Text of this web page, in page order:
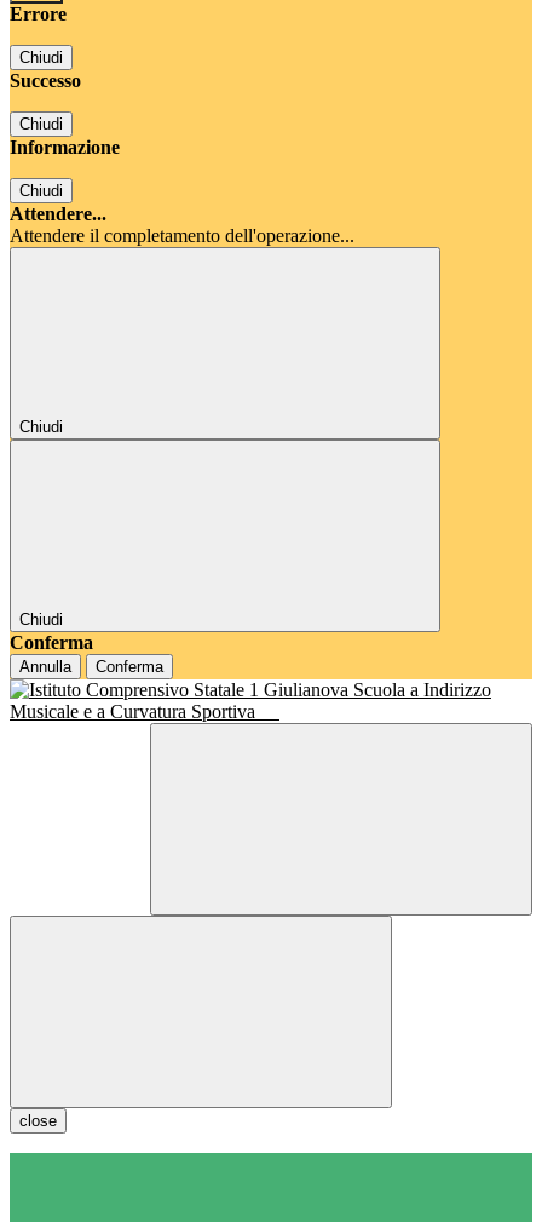
Errore
Chiudi
Successo
Chiudi
Informazione
Chiudi
Attendere...
Attendere il completamento dell'operazione...
Chiudi
Chiudi
Conferma
Annulla Conferma
Scuola a Indirizzo
Musicale e a Curvatura Sportiva
close